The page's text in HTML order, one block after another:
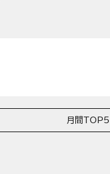
月間TOP5